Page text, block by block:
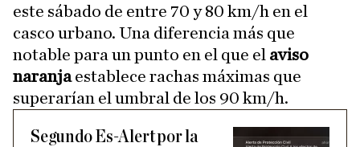
este sábado de entre 70 y 80 km/h en el
casco urbano. Una diferencia más que
notable para un punto en el que el aviso
naranjaestablece rachas máximas que
superarían el umbral de los 90 km/h.
Segundo Es-Alert por la